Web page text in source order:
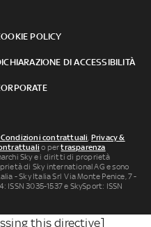
POLICY
DI ACCESSIBILITÀ
Condizioni contrattuali, Privacy &
o pertrasparenza
Sky e i diritti di proprietà
di Sky international AG e sono
- Sky Italia Srl Via Monte Penice, 7 -
ISSN 3035-1537 e SkySport: ISSN
this directive]